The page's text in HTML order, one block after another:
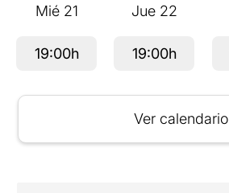
Mié 21
19:00h
Jue 22
19:00h
Ver calendario